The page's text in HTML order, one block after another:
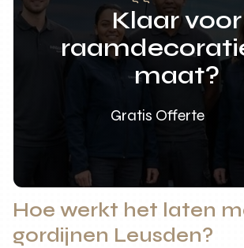
Klaar voor
maat?
Gratis Offerte
Hoe werkt het laten
gordijnen Leusden?